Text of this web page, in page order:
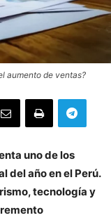
aumento de ventas?
uno de los
del año en el Perú.
tecnología y